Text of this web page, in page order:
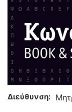
Διεύθυνση: